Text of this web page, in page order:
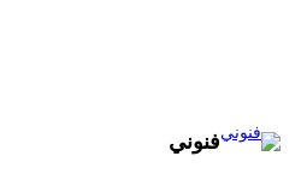
فنوني